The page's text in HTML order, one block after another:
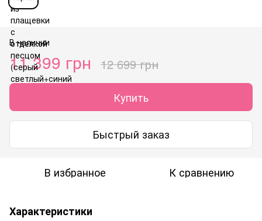
В наличии
11 399 грн 12 699 грн
Купить
Быстрый заказ
В избранное К сравнению
Характеристики